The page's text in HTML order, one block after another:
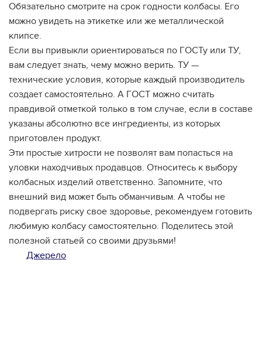
Обязательно смотрите на срок годности колбасы. Его
можно увидеть на этикетке или же металлической
клипсе.
Если вы привыкли ориентироваться по ГОСТу или ТУ,
вам следует знать, чему можно верить. ТУ —
технические условия, которые каждый производитель
создает самостоятельно. А ГОСТ можно считать
правдивой отметкой только в том случае, если в составе
указаны абсолютно все ингредиенты, из которых
приготовлен продукт.
Эти простые хитрости не позволят вам попасться на
уловки находчивых продавцов. Относитесь к выбору
колбасных изделий ответственно. Запомните, что
внешний вид может быть обманчивым. А чтобы не
подвергать риску свое здоровье, рекомендуем готовить
любимую колбасу самостоятельно. Поделитесь этой
полезной статьей со своими друзьями!
Джерело